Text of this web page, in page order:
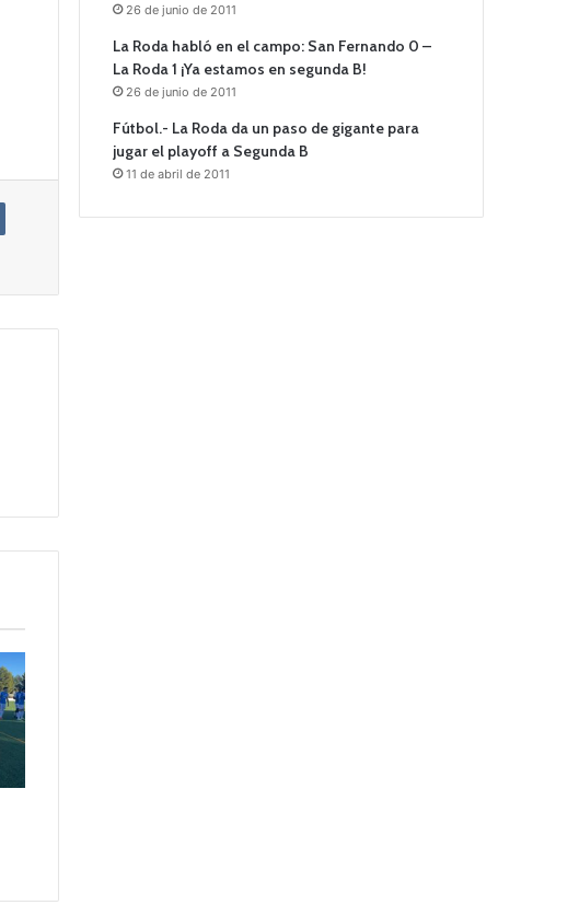
26 de junio de 2011
La Roda habló en el campo: San Fernando 0 –
La Roda 1 ¡Ya estamos en segunda B!
26 de junio de 2011
Fútbol.- La Roda da un paso de gigante para
jugar el playoff a Segunda B
11 de abril de 2011